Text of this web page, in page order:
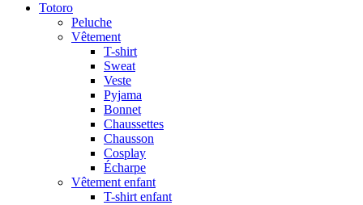
Totoro
Peluche
Vêtement
T-shirt
Sweat
Veste
Pyjama
Bonnet
Chaussettes
Chausson
Cosplay
Écharpe
Vêtement enfant
T-shirt enfant